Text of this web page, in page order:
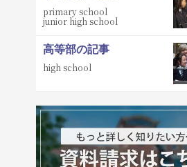
primary school
junior high school
高等部の記事
high school